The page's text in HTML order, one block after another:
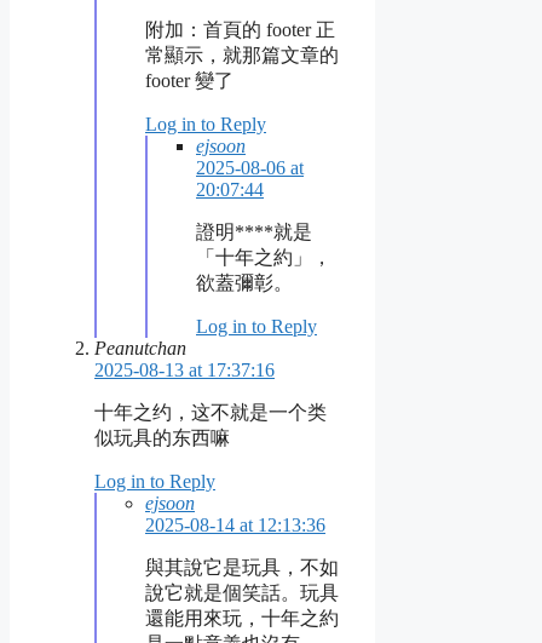
附加：首頁的 footer 正
常顯示，就那篇文章的
footer 變了
Log in to Reply
ejsoon
2025-08-06 at
20:07:44
證明****就是
「十年之約」，
欲蓋彌彰。
Log in to Reply
Peanutchan
2025-08-13 at 17:37:16
十年之约，这不就是一个类
似玩具的东西嘛
Log in to Reply
ejsoon
2025-08-14 at 12:13:36
與其說它是玩具，不如
說它就是個笑話。玩具
還能用來玩，十年之約